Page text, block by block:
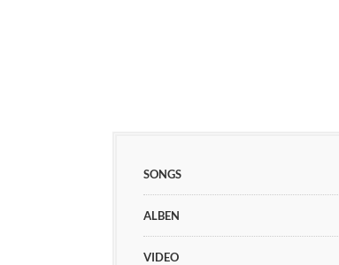
SONGS
ALBEN
VIDEO